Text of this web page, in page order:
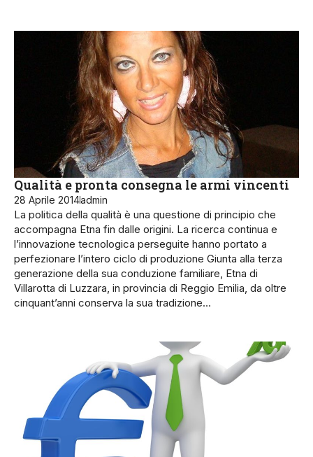
Qualità e pronta consegna le armi vincenti
28 Aprile 2014admin
La politica della qualità è una questione di principio che
accompagna Etna fin dalle origini. La ricerca continua e
l’innovazione tecnologica perseguite hanno portato a
perfezionare l’intero ciclo di produzione Giunta alla terza
generazione della sua conduzione familiare, Etna di
Villarotta di Luzzara, in provincia di Reggio Emilia, da oltre
cinquant’anni conserva la sua tradizione…